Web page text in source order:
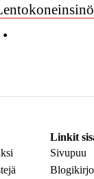
•
Linkit
Sivupuu